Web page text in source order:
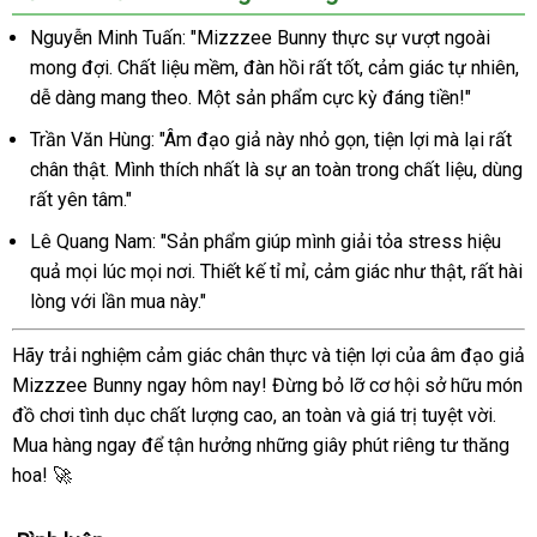
Giả
Mizzzee
Bunny
Chính
Hãng
Cầm
Tay
Nhỏ
Gọn
Siêu
Thật
Nguyễn Minh Tuấn: "Mizzzee Bunny thực sự vượt ngoài
mong đợi. Chất liệu mềm, đàn hồi rất tốt, cảm giác tự nhiên,
dễ dàng mang theo. Một sản phẩm cực kỳ đáng tiền!"
Trần Văn Hùng: "Âm đạo giả này nhỏ gọn, tiện lợi mà lại rất
chân thật. Mình thích nhất là sự an toàn trong chất liệu, dùng
rất yên tâm."
Lê Quang Nam: "Sản phẩm giúp mình giải tỏa stress hiệu
quả mọi lúc mọi nơi. Thiết kế tỉ mỉ, cảm giác như thật, rất hài
lòng với lần mua này."
Hãy trải nghiệm cảm giác chân thực và tiện lợi của âm đạo giả
Mizzzee Bunny ngay hôm nay! Đừng bỏ lỡ cơ hội sở hữu món
đồ chơi tình dục chất lượng cao, an toàn và giá trị tuyệt vời.
Mua hàng ngay để tận hưởng những giây phút riêng tư thăng
hoa! 🚀